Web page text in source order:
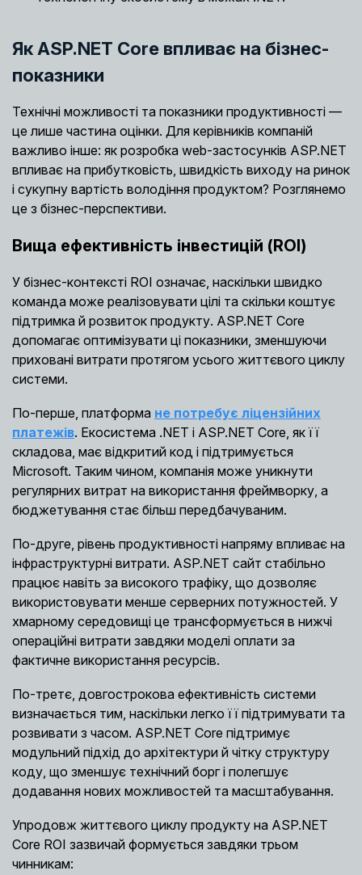
Як ASP.NET Core впливає на бізнес-
показники
Технічні можливості та показники продуктивності —
це лише частина оцінки. Для керівників компаній
важливо інше: як розробка web-застосунків ASP.NET
впливає на прибутковість, швидкість виходу на ринок
і сукупну вартість володіння продуктом? Розглянемо
це з бізнес-перспективи.
Вища ефективність інвестицій (ROI)
У бізнес-контексті ROI означає, наскільки швидко
команда може реалізовувати цілі та скільки коштує
підтримка й розвиток продукту. ASP.NET Core
допомагає оптимізувати ці показники, зменшуючи
приховані витрати протягом усього життєвого циклу
системи.
По-перше, платформа не потребує ліцензійних
платежів. Екосистема .NET і ASP.NET Core, як її
складова, має відкритий код і підтримується
Microsoft. Таким чином, компанія може уникнути
регулярних витрат на використання фреймворку, а
бюджетування стає більш передбачуваним.
По-друге, рівень продуктивності напряму впливає на
інфраструктурні витрати. ASP.NET сайт стабільно
працює навіть за високого трафіку, що дозволяє
використовувати менше серверних потужностей. У
хмарному середовищі це трансформується в нижчі
операційні витрати завдяки моделі оплати за
фактичне використання ресурсів.
По-третє, довгострокова ефективність системи
визначається тим, наскільки легко її підтримувати та
розвивати з часом. ASP.NET Core підтримує
модульний підхід до архітектури й чітку структуру
коду, що зменшує технічний борг і полегшує
додавання нових можливостей та масштабування.
Упродовж життєвого циклу продукту на ASP.NET
Core ROI зазвичай формується завдяки трьом
чинникам: